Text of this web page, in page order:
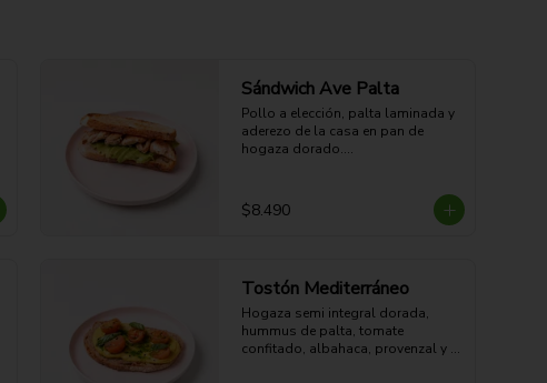
Sándwich Ave Palta
Pollo a elección, palta laminada y
aderezo de la casa en pan de
hogaza dorado.
$8.490
Tostón Mediterráneo
Hogaza semi integral dorada,
hummus de palta, tomate
confitado, albahaca, provenzal y